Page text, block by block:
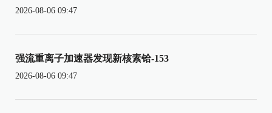
2026-08-06 09:47
强流重离子加速器发现新核素铪-153
2026-08-06 09:47